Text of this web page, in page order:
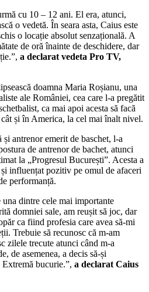
cu 10 – 12 ani. El era, atunci,
o vedetă. În seara asta, Caius este
o locație absolut senzațională. A
de oră înainte de deschidere, dar
a declarat vedeta Pro TV,
doamna Maria Roșianu, una
ale României, cea care l-a pregătit
ca mai apoi acesta să facă
și în America, la cel mai înalt nivel.
antrenor emerit de baschet, l-a
de antrenor de bachet, atunci
la „Progresul București”. Acesta a
influențat pozitiv pe omul de afaceri
performanță.
dintre cele mai importante
domniei sale, am reușit să joc, dar
ca fiind profesia care avea să-mi
Trebuie să recunosc că m-am
zilele trecute atunci când m-a
de asemenea, a decis să-și
Extremă bucurie.”, a declarat Caius